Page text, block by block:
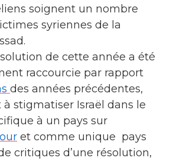
soignent un nombre
syriennes de la
de cette année a été
raccourcie par rapport
des années précédentes,
stigmatiser Israël dans le
à un pays sur
et comme unique pays
critiques d’une résolution,